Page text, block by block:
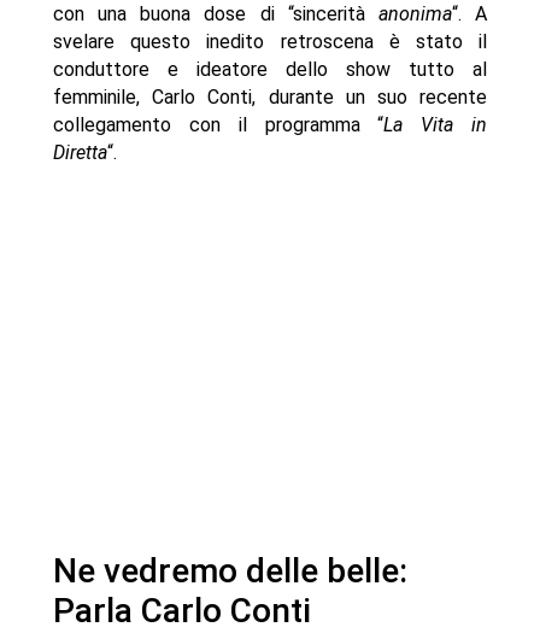
con una buona dose di “sincerità anonima“. A
svelare questo inedito retroscena è stato il
conduttore e ideatore dello show tutto al
femminile, Carlo Conti, durante un suo recente
collegamento con il programma “La Vita in
Diretta“.
Ne vedremo delle belle:
Parla Carlo Conti